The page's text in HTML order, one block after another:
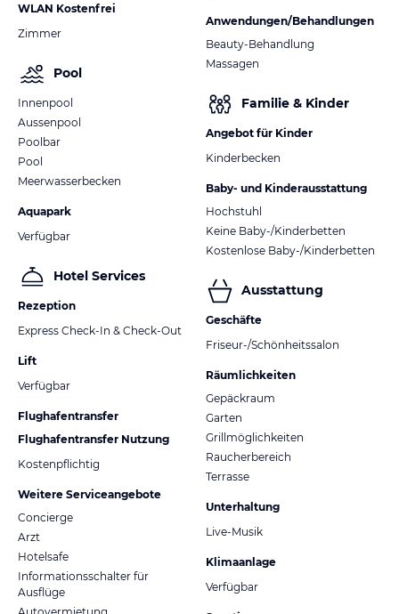
WLAN Kostenfrei
Zimmer
Pool
Innenpool
Aussenpool
Poolbar
Pool
Meerwasserbecken
Aquapark
Verfügbar
Hotel Services
Rezeption
Express Check-In & Check-Out
Lift
Verfügbar
Flughafentransfer
Flughafentransfer Nutzung
Kostenpflichtig
Weitere Serviceangebote
Concierge
Arzt
Hotelsafe
Informationsschalter für
Ausflüge
Anwendungen/Behandlungen
Beauty-Behandlung
Massagen
Familie & Kinder
Angebot für Kinder
Kinderbecken
Baby- und Kinderausstattung
Hochstuhl
Keine Baby-/Kinderbetten
Kostenlose Baby-/Kinderbetten
Ausstattung
Geschäfte
Friseur-/Schönheitssalon
Räumlichkeiten
Gepäckraum
Garten
Grillmöglichkeiten
Raucherbereich
Terrasse
Unterhaltung
Live-Musik
Klimaanlage
Verfügbar